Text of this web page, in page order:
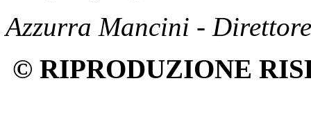
Azzurra Mancini -
© RIPRODUZIONE